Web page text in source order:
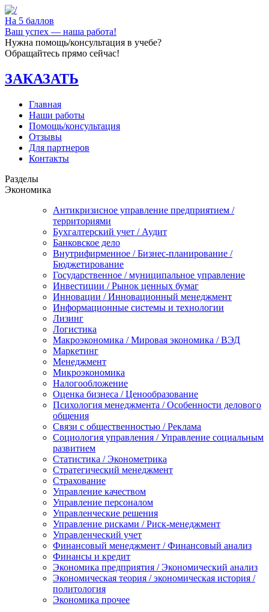
На 5 баллов
Ваш успех — наша работа!
Нужна помощь/консультация в учебе?
Обращайтесь прямо сейчас!
ЗАКАЗАТЬ
Главная
Наши работы
Помощь/консультация
Отзывы
Для партнеров
Контакты
Разделы
Экономика
Антикризисное управление предприятием /
территориями
Бухгалтерский учет / Аудит
Банковское дело
Внутрифирменное / Бизнес-планирование /
Бюджетирование
Государственное / муниципальное управление
Инвестиции / Рынок ценных бумаг
Инновации / Инновационный менеджмент
Информационные системы и технологии
Лизинг
Логистика
Макроэкономика / Мировая экономика / ВЭД
Маркетинг
Менеджмент
Микроэкономика
Налогообложение
Оценка бизнеса / Ценообразование
Психология менеджмента / Особенности делового
общения
Связи с общественностью / Реклама
Социология управления / Управление социальным
развитием
Статистика / Эконометрика
Стратегический менеджмент
Страхование
Управление качеством
Управление персоналом
Управленческие решения
Управление рисками / Риск-менеджмент
Управленческий учет
Финансовый менеджмент / Финансовый анализ
Финансы и кредит
Экономика предприятия / Экономический анализ
Экономическая теория / экономическая история /
политология
Экономика прочее